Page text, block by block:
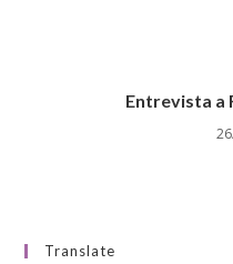
Entrevista a
Translate